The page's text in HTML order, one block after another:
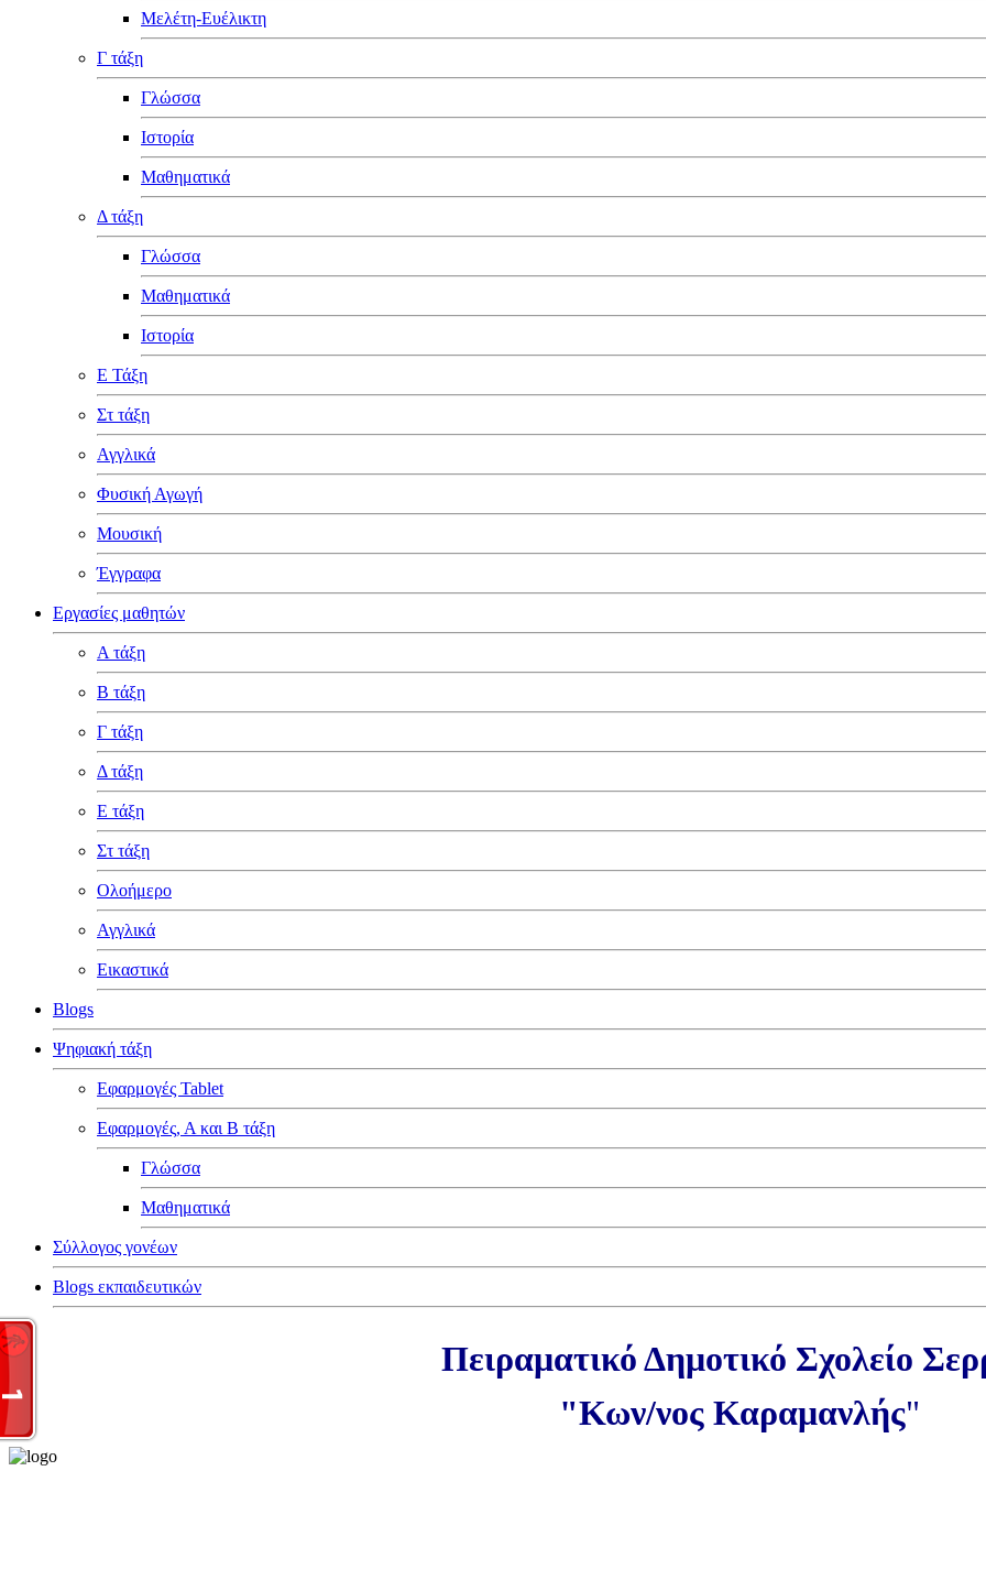
Μελέτη-Ευέλικτη
Γ τάξη
Γλώσσα
Ιστορία
Μαθηματικά
Δ τάξη
Γλώσσα
Μαθηματικά
Ιστορία
Ε Τάξη
Στ τάξη
Αγγλικά
Φυσική Αγωγή
Μουσική
Έγγραφα
Εργασίες μαθητών
Α τάξη
Β τάξη
Γ τάξη
Δ τάξη
Ε τάξη
Στ τάξη
Ολοήμερο
Αγγλικά
Εικαστικά
Blogs
Ψηφιακή τάξη
Εφαρμογές Tablet
Εφαρμογές, Α και Β τάξη
Γλώσσα
Μαθηματικά
Σύλλογος γονέων
Blogs εκπαιδευτικών
Πειραματικό Δημοτικό Σχολείο
"Κων/νος Καραμανλής"